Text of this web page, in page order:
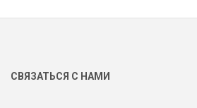
СВЯЗАТЬСЯ С НАМИ